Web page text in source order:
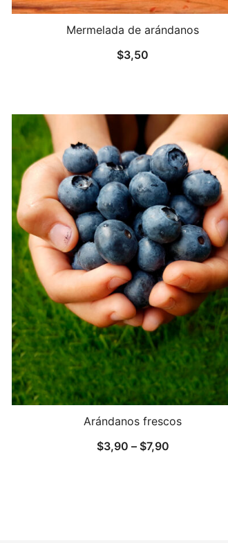
Mermelada de arándanos
$3,50
Arándanos frescos
$3,90 – $7,90